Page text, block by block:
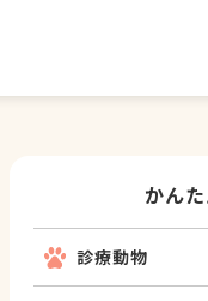
かん
診療動物